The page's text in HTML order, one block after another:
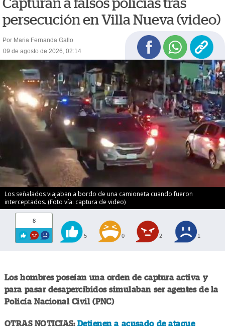
Capturan a falsos policías tras
persecución en Villa Nueva (video)
Por Maria Fernanda Gallo
09 de agosto de 2026, 02:14
Los señalados viajaban a bordo de una camioneta cuando fueron
interceptados. (Foto vía: captura de video)
8
5 0 2 1
Los hombres poseían una orden de captura activa y
para pasar desapercibidos simulaban ser agentes de la
Policía Nacional Civil (PNC)
OTRAS NOTICIAS: Detienen a acusado de ataque